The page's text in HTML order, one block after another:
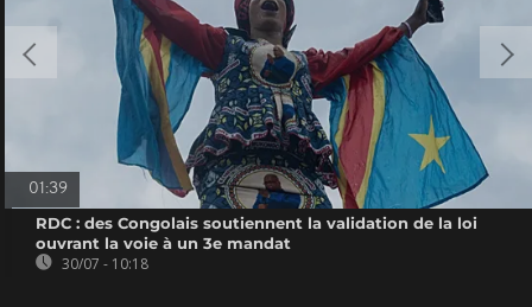
01:39
RDC : des Congolais soutiennent la validation de la loi
ouvrant la voie à un 3e mandat
30/07 - 10:18